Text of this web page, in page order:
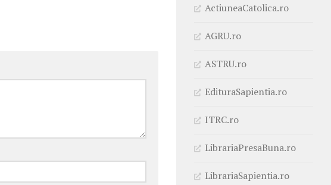
ActiuneaCatolica.ro
AGRU.ro
ASTRU.ro
EdituraSapientia.ro
ITRC.ro
LibrariaPresaBuna.ro
LibrariaSapientia.ro